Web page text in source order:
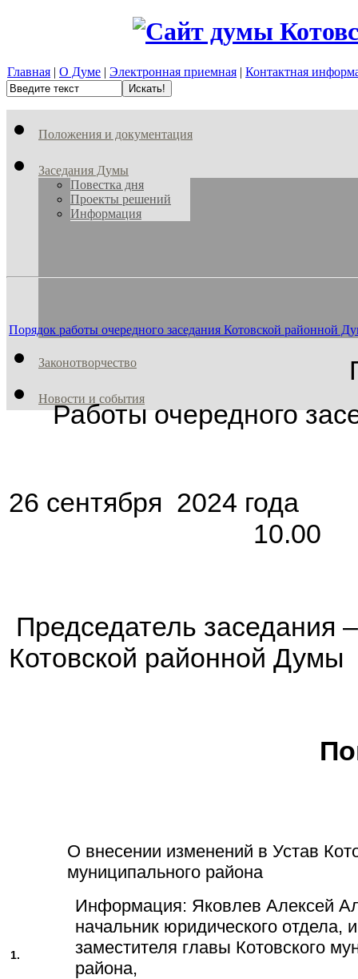
Главная | О Думе | Электронная приемная | Контактная
Положения и документация
Заседания Думы
Повестка дня
Проекты решений
Информация
Законотворчество
Новости и события
Порядок работы очередного заседания Котовской районной
Работы очередного
26
10.00
Председатель заседания
Котовской районной Думы
1.
О внесении изменений в Устав
муниципального района
Информация: Яковлев Алексей
начальник юридического отдела,
заместителя главы Котовского
района,